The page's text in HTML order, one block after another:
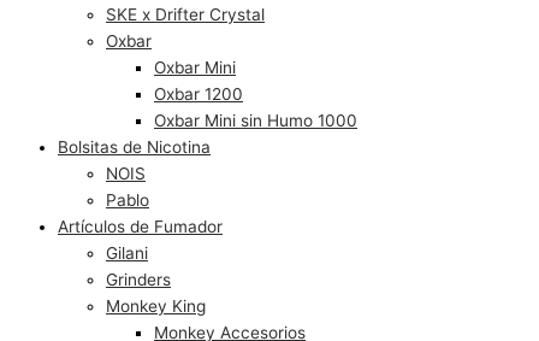
SKE x Drifter Crystal
Oxbar
Oxbar Mini
Oxbar 1200
Oxbar Mini sin Humo 1000
Bolsitas de Nicotina
NOIS
Pablo
Artículos de Fumador
Gilani
Grinders
Monkey King
Monkey Accesorios